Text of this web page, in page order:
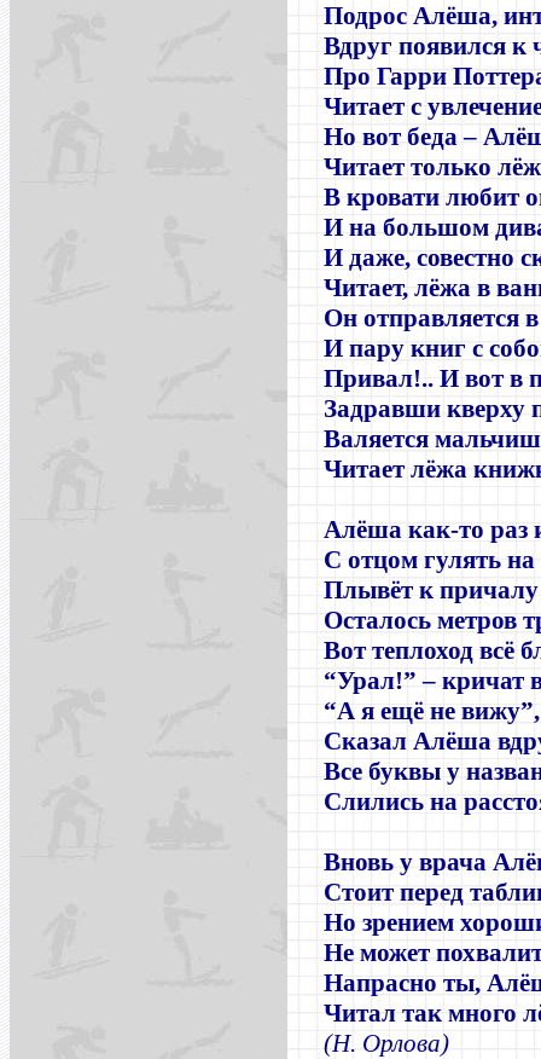
Подрос Алёша,
Вдруг появился к
Про Гарри
Читает с
Но вот беда –
Читает только
В кровати любит
И на большом
И даже, совестно
Читает, лёжа в
Он отправляется
И пару книг с
Привал!.. И вот в
Задравши кверху
Валяется
Читает лёжа
Алёша как-то раз
С отцом гулять
Плывёт к причалу
Осталось метров
Вот теплоход всё
“Урал!” – кричат
“А я ещё не
Сказал Алёша
Все буквы у
Слились на
Вновь у врача
Стоит перед
Но зрением
Не может
Напрасно ты,
Читал так много
(Н. Орлова)